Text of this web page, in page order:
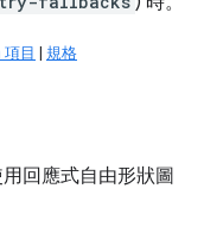
目 | 規格
回應式自由形狀圖